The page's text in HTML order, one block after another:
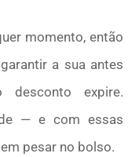
momento, então
a sua antes
expire.
— e com essas
pesar no bolso.